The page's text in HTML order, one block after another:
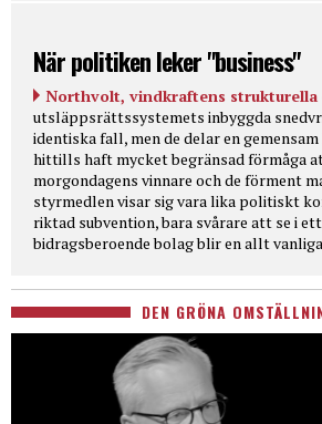
När politiken leker "business"
Northvolt, vindkraftens strukturella
utsläppsrättssystemets inbyggda
identiska fall, men de delar en
hittills haft mycket begränsad förmåga
morgondagens vinnare och de förment
styrmedlen visar sig vara lika politiskt
riktad subvention, bara svårare att se i
bidragsberoende bolag blir en allt
DEN GRÖNA